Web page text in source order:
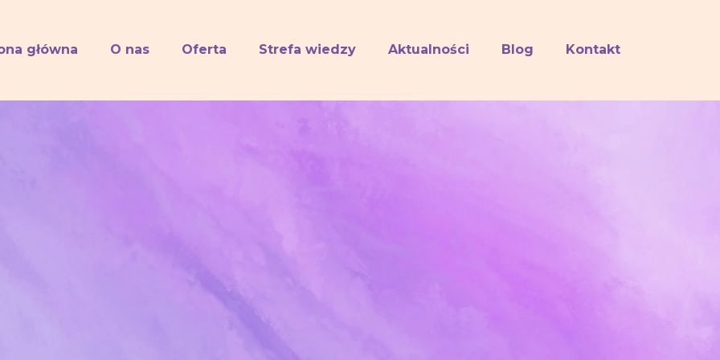
główna O nas Oferta Strefa wiedzy Aktualności Blog Kontakt